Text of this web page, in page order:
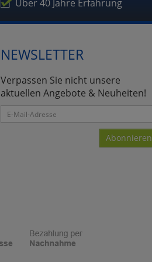
Über 40 Jahre Erfahrung
NEWSLETTER
Verpassen Sie nicht unsere
aktuellen Angebote & Neuheiten!
Abonnieren